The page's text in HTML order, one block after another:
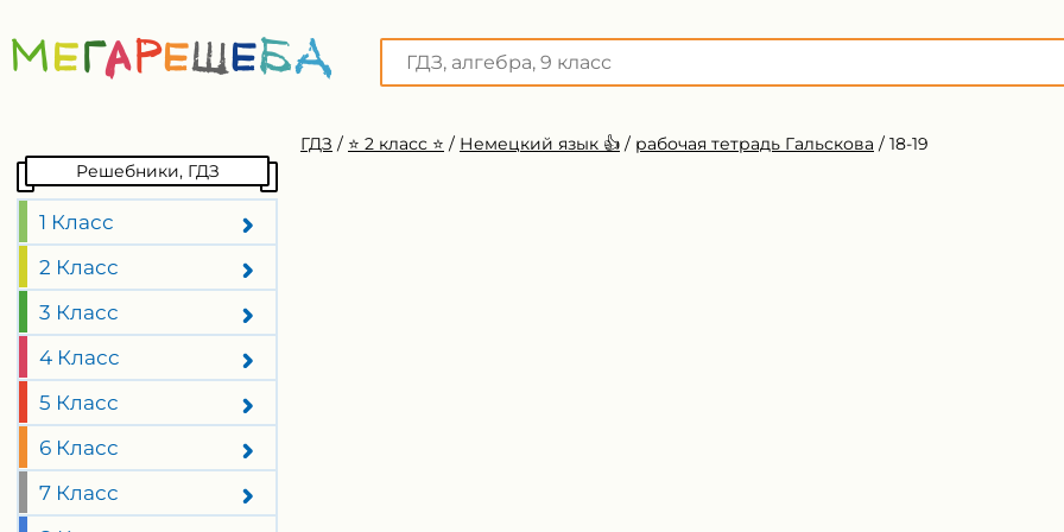
Решебники, ГДЗ
1 Класс
2 Класс
3 Класс
4 Класс
5 Класс
6 Класс
7 Класс
ГДЗ / ⭐️ 2 класс ⭐️ / Немецкий язык 👍 / рабочая тетрадь Гальскова / 18-19